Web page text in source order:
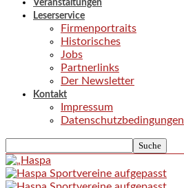
Veranstaltungen
Leserservice
Firmenportraits
Historisches
Jobs
Partnerlinks
Der Newsletter
Kontakt
Impressum
Datenschutzbedingungen